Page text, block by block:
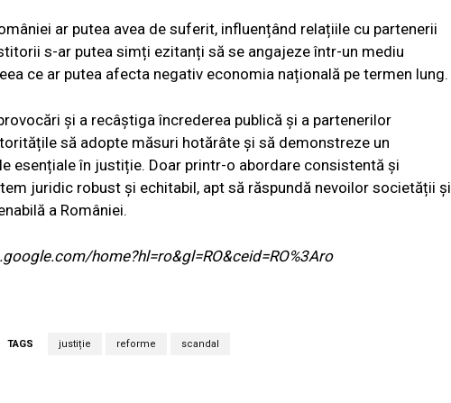
ar putea avea de suferit, influențând relațiile cu partenerii
s-ar putea simți ezitanți să se angajeze într-un mediu
ce ar putea afecta negativ economia națională pe termen lung.
și a recâștiga încrederea publică și a partenerilor
să adopte măsuri hotărâte și să demonstreze un
esențiale în justiție. Doar printr-o abordare consistentă și
juridic robust și echitabil, apt să răspundă nevoilor societății și
a României.
home?hl=ro&gl=RO&ceid=RO%3Aro
TAGS justiție reforme scandal